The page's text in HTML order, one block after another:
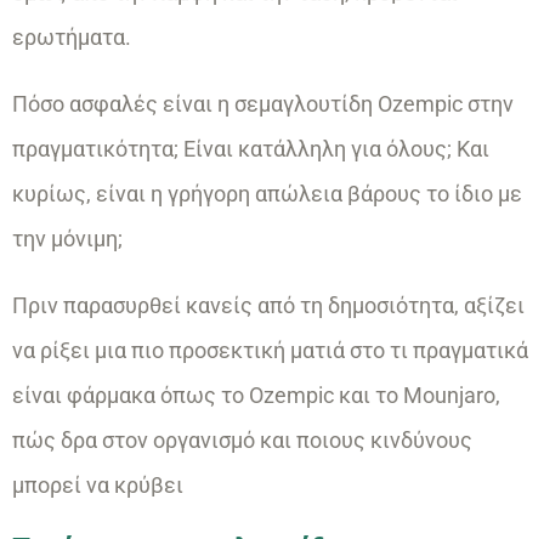
ερωτήματα.
Πόσο ασφαλές είναι η σεμαγλουτίδη Ozempic στην
πραγματικότητα; Είναι κατάλληλη για όλους; Και
κυρίως, είναι η γρήγορη απώλεια βάρους το ίδιο με
την μόνιμη;
Πριν παρασυρθεί κανείς από τη δημοσιότητα, αξίζει
να ρίξει μια πιο προσεκτική ματιά στο τι πραγματικά
είναι φάρμακα όπως το Ozempic και το Mounjaro,
πώς δρα στον οργανισμό και ποιους κινδύνους
μπορεί να κρύβει